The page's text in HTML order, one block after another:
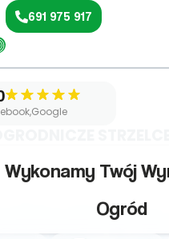
691 975 917
Wykonamy Twój
Ogród